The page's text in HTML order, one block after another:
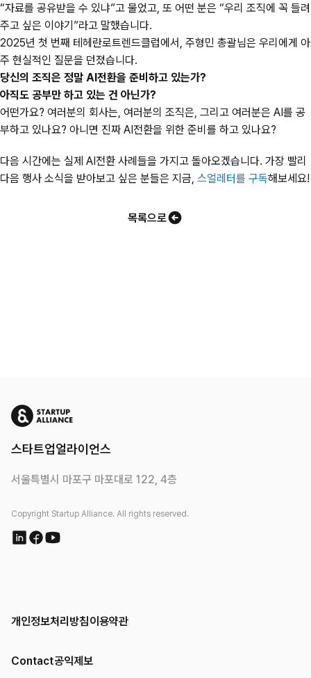
“자료를 공유받을 수 있냐”고 물었고, 또 어떤 분은 “우리 조직에 꼭 들려
주고 싶은 이야기”라고 말했습니다.
2025년 첫 번째 테헤란로트렌드클럽에서, 주형민 총괄님은 우리에게 아
주 현실적인 질문을 던졌습니다.
당신의 조직은 정말 AI전환을 준비하고 있는가?
아직도 공부만 하고 있는 건 아닌가?
어떤가요? 여러분의 회사는, 여러분의 조직은, 그리고 여러분은 AI를 공
부하고 있나요? 아니면 진짜 AI전환을 위한 준비를 하고 있나요?
다음 시간에는 실제 AI전환 사례들을 가지고 돌아오겠습니다. 가장 빨리
다음 행사 소식을 받아보고 싶은 분들은 지금, 스얼레터를 구독해보세요!
목록으로
스타트업얼라이언스
서울특별시 마포구 마포대로 122, 4층
Copyright Startup Alliance. All rights reserved.
개인정보처리방침이용약관
Contact공익제보